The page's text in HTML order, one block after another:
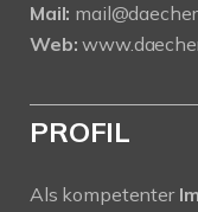
Mail:
Web:
PROFIL
Als kompetenter